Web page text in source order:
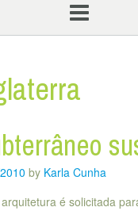
by Karla Cunha
é solicitada